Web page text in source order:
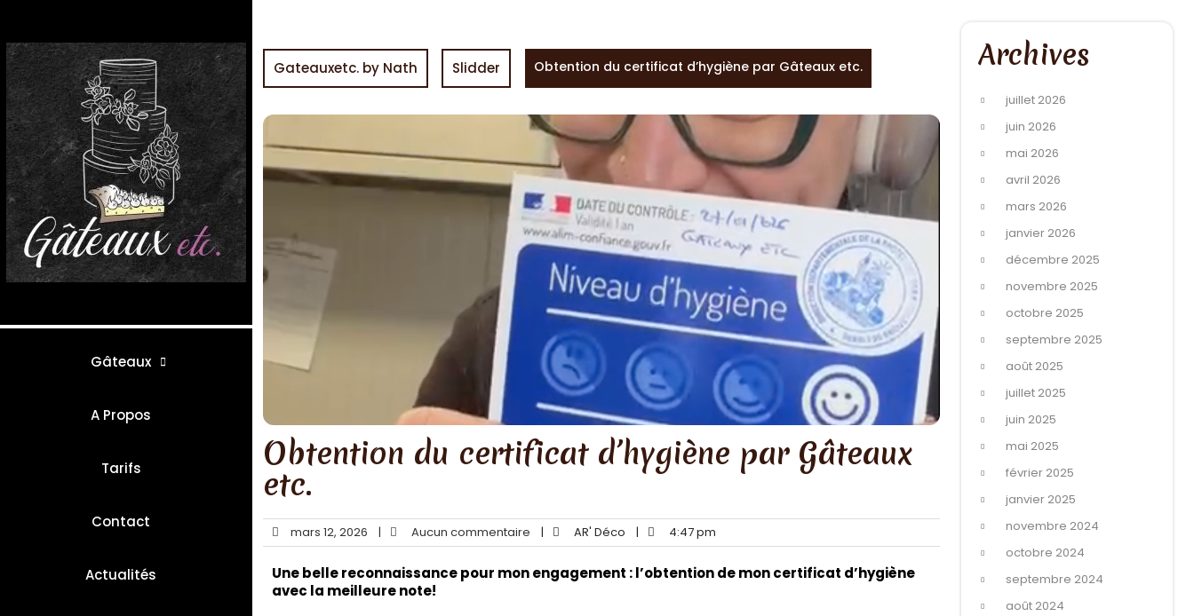
Gâteaux
A Propos
Tarifs
Contact
Actualités
Gateauxetc. by Nath Slidder Obtention du certificat d’hygiène par Gâteaux etc.
Obtention du certificat d’hygiène par Gâteaux
etc.
mars 12, 2026 | Aucun commentaire | AR' Déco | 4:47 pm
Une belle reconnaissance pour mon engagement : l’obtention de mon certificat d’hygiène
avec la meilleure note!
Archives
juillet 2026
juin 2026
mai 2026
avril 2026
mars 2026
janvier 2026
décembre 2025
novembre 2025
octobre 2025
septembre 2025
août 2025
juillet 2025
juin 2025
mai 2025
février 2025
janvier 2025
novembre 2024
octobre 2024
septembre 2024
août 2024